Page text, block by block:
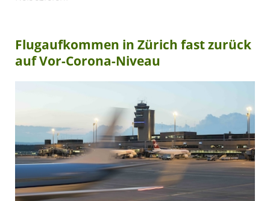
Flugaufkommen in Zürich fast zurück
auf Vor-Corona-Niveau